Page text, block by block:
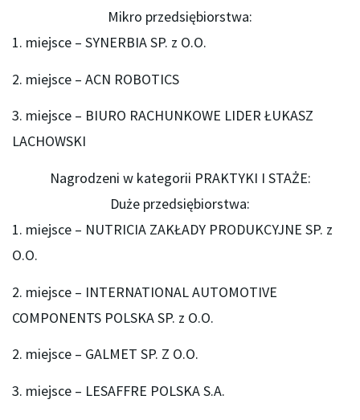
Mikro przedsiębiorstwa:
1. miejsce – SYNERBIA SP. z O.O.
2. miejsce – ACN ROBOTICS
3. miejsce – BIURO RACHUNKOWE LIDER ŁUKASZ
LACHOWSKI
Nagrodzeni w kategorii PRAKTYKI I STAŻE:
Duże przedsiębiorstwa:
1. miejsce – NUTRICIA ZAKŁADY PRODUKCYJNE SP. z
O.O.
2. miejsce – INTERNATIONAL AUTOMOTIVE
COMPONENTS POLSKA SP. z O.O.
2. miejsce – GALMET SP. Z O.O.
3. miejsce – LESAFFRE POLSKA S.A.